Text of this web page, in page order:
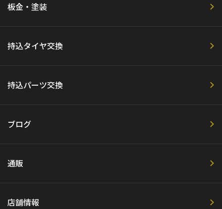
板金・塗装
持込タイヤ交換
持込パーツ交換
ブログ
通販
店舗情報